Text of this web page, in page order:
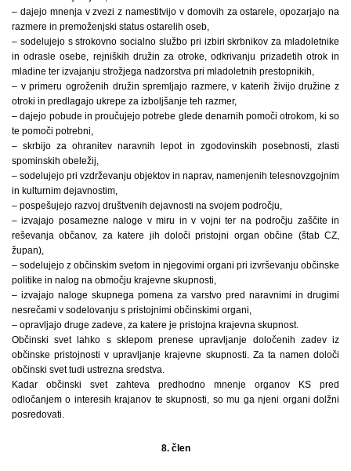
– dajejo mnenja v zvezi z namestitvijo v domovih za ostarele, opozarjajo na
razmere in premoženjski status ostarelih oseb,
– sodelujejo s strokovno socialno službo pri izbiri skrbnikov za mladoletnike
in odrasle osebe, rejniških družin za otroke, odkrivanju prizadetih otrok in
mladine ter izvajanju strožjega nadzorstva pri mladoletnih prestopnikih,
– v primeru ogroženih družin spremljajo razmere, v katerih živijo družine z
otroki in predlagajo ukrepe za izboljšanje teh razmer,
– dajejo pobude in proučujejo potrebe glede denarnih pomoči otrokom, ki so
te pomoči potrebni,
– skrbijo za ohranitev naravnih lepot in zgodovinskih posebnosti, zlasti
spominskih obeležij,
– sodelujejo pri vzdrževanju objektov in naprav, namenjenih telesnovzgojnim
in kulturnim dejavnostim,
– pospešujejo razvoj društvenih dejavnosti na svojem področju,
– izvajajo posamezne naloge v miru in v vojni ter na področju zaščite in
reševanja občanov, za katere jih določi pristojni organ občine (štab CZ,
župan),
– sodelujejo z občinskim svetom in njegovimi organi pri izvrševanju občinske
politike in nalog na območju krajevne skupnosti,
– izvajajo naloge skupnega pomena za varstvo pred naravnimi in drugimi
nesrečami v sodelovanju s pristojnimi občinskimi organi,
– opravljajo druge zadeve, za katere je pristojna krajevna skupnost.
Občinski svet lahko s sklepom prenese upravljanje določenih zadev iz
občinske pristojnosti v upravljanje krajevne skupnosti. Za ta namen določi
občinski svet tudi ustrezna sredstva.
Kadar občinski svet zahteva predhodno mnenje organov KS pred
odločanjem o interesih krajanov te skupnosti, so mu ga njeni organi dolžni
posredovati.
8. člen